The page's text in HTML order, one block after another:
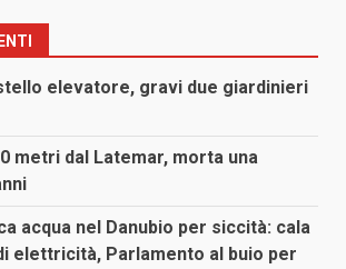
elevatore, gravi due giardinieri
metri dal Latemar, morta una
acqua nel Danubio per siccità: cala
elettricità, Parlamento al buio per